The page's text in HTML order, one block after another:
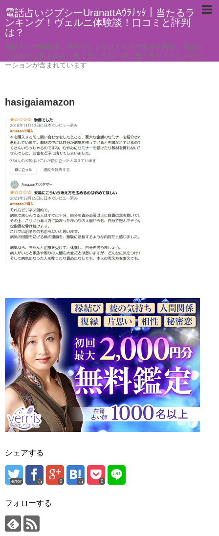
電話占いジプシーUranattAｳﾗﾅｯﾀ｜当たるラ
ンキング！ヴェルニ体験談！口コミと評判
は？
電話占いの体験談。本当のところは？人生の悩みを解決。電話占
い以外の占術も紹介。良く当たる占い師は誰？本サイトはプロモ
ーションが含まれています
hasigaiamazon
シェアする
error 0 0
フォローする